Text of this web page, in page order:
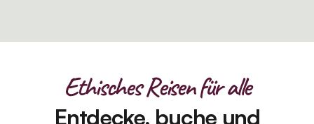
Ethisches Reisen für alle
Entdecke, buche und